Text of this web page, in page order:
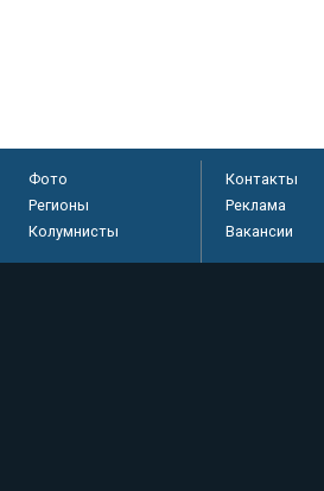
Фото
Регионы
Колумнисты
Контакты
Реклама
Вакансии